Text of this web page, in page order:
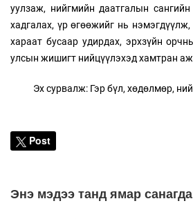
уулзаж, нийгмийн даатгалын сангийн
хадгалах, үр өгөөжийг нь
хараат бусаар удирдах, эрхзүйн
улсын жишигт нийцүүлэхэд хамтран
Эх сурвалж: Гэр бүл, хөдөлмөр,
Post
Энэ мэдээ танд ямар